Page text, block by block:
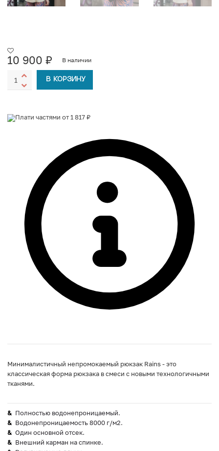
10 900 ₽ В наличии
В КОРЗИНУ
Плати частями от 1 817 ₽
Минималистичный непромокаемый рюкзак Rains - это
классическая форма рюкзака в смеси с новыми технологичными
тканями.
Полностью водонепроницаемый.
Водонепроницаемость 8000 г/м2.
Один основной отсек.
Внешний карман на спинке.